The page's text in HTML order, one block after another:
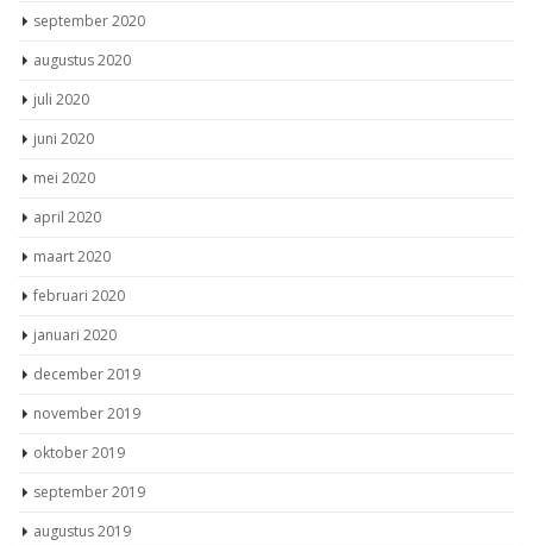
september 2020
augustus 2020
juli 2020
juni 2020
mei 2020
april 2020
maart 2020
februari 2020
januari 2020
december 2019
november 2019
oktober 2019
september 2019
augustus 2019